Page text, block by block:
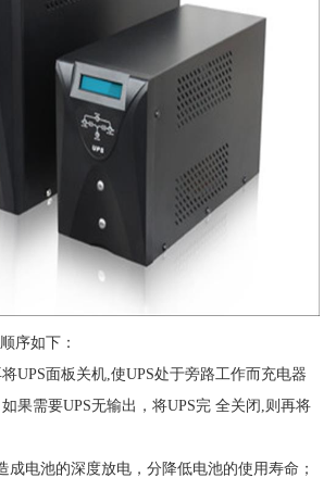
序如下：
UPS面板关机,使UPS处于旁路工作而充电器
果需要UPS无输出，将UPS完 全关闭,则再将
成电池的深度放电，分降低电池的使用寿命；